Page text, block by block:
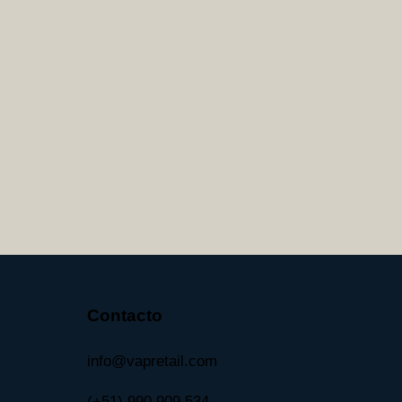
Contacto
info@vapretail.com